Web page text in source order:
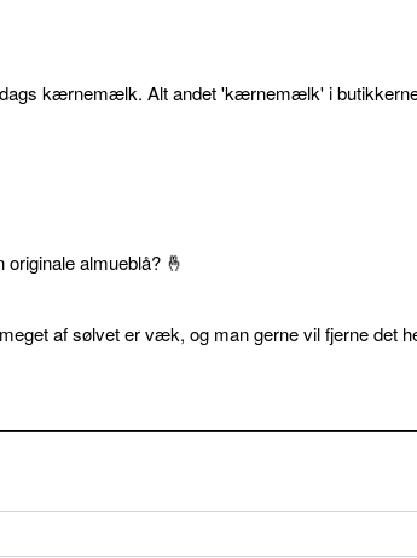
kærnemælk. Alt andet 'kærnemælk' i
almueblå? 🤞
af sølvet er væk, og man gerne vil fjerne det